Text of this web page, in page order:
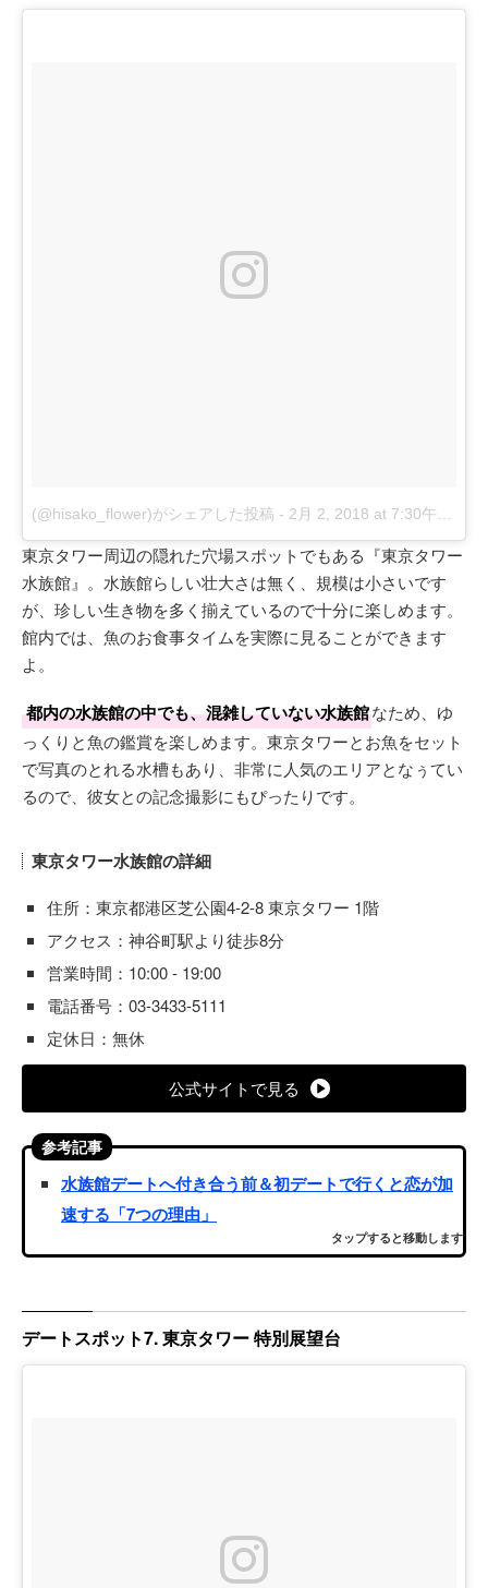
(@hisako_flower)がシェアした投稿 - 2月 2, 2018 at 7:30午後 PST
東京タワー周辺の隠れた穴場スポットでもある『東京タワー
水族館』。水族館らしい壮大さは無く、規模は小さいです
が、珍しい生き物を多く揃えているので十分に楽しめます。
館内では、魚のお食事タイムを実際に見ることができます
よ。
都内の水族館の中でも、混雑していない水族館なため、ゆ
っくりと魚の鑑賞を楽しめます。東京タワーとお魚をセット
で写真のとれる水槽もあり、非常に人気のエリアとなぅてい
るので、彼女との記念撮影にもぴったりです。
東京タワー水族館の詳細
住所：東京都港区芝公園4-2-8 東京タワー 1階
アクセス：神谷町駅より徒歩8分
営業時間：10:00 - 19:00
電話番号：03-3433-5111
定休日：無休
公式サイトで見る
参考記事
水族館デートへ付き合う前＆初デートで行くと恋が加
速する「7つの理由」
タップすると移動します
デートスポット7. 東京タワー 特別展望台